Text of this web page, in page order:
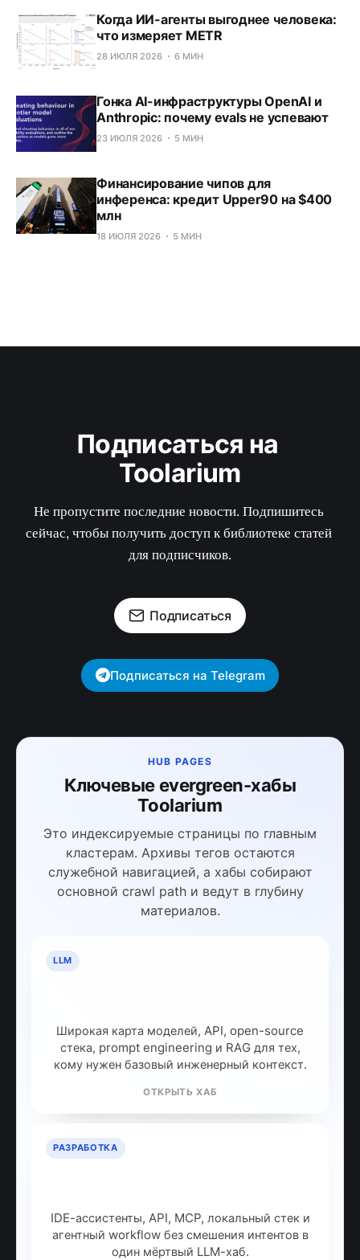
Когда ИИ-агенты выгоднее человека:
что измеряет METR
28 ИЮЛЯ 2026 6 МИН
Гонка AI-инфраструктуры OpenAI и
Anthropic: почему evals не успевают
23 ИЮЛЯ 2026 5 МИН
Финансирование чипов для
инференса: кредит Upper90 на $400
млн
18 ИЮЛЯ 2026 5 МИН
Подписаться на
Toolarium
Не пропустите последние новости. Подпишитесь
сейчас, чтобы получить доступ к библиотеке статей
для подписчиков.
Подписаться
Подписаться на Telegram
HUB PAGES
Ключевые evergreen-хабы
Toolarium
Это индексируемые страницы по главным
кластерам. Архивы тегов остаются
служебной навигацией, а хабы собирают
основной crawl path и ведут в глубину
материалов.
LLM
Широкая карта моделей, API, open-source
стека, prompt engineering и RAG для тех,
кому нужен базовый инженерный контекст.
ОТКРЫТЬ ХАБ
РАЗРАБОТКА
IDE-ассистенты, API, MCP, локальный стек и
агентный workflow без смешения интентов в
один мёртвый LLM-хаб.